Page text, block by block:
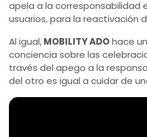
apela a la corresponsabilidad
usuarios, para la reactivación
Al igual,MOBILITY ADOhace
conciencia sobre las
través del apego a la
del otro es igual a cuidar de